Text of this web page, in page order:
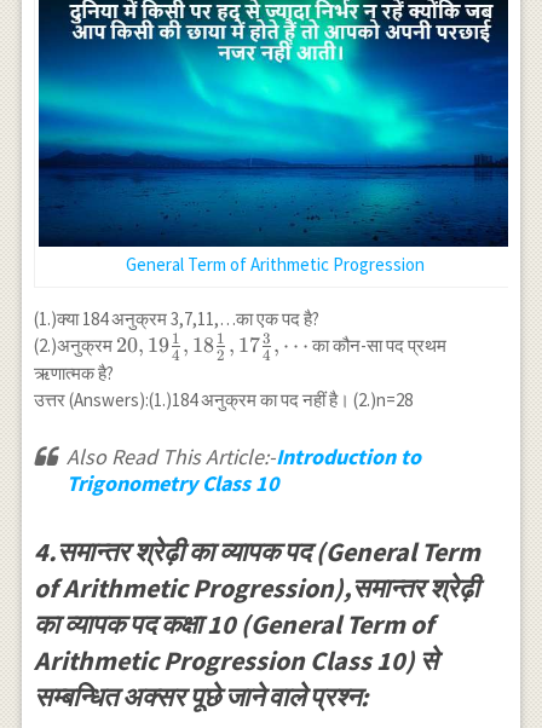
General Term of Arithmetic Progression
(1.)क्या 184 अनुक्रम 3,7,11,…का एक पद है?
(2.)अनुक्रम 20,19
{4}, 18
{2}, 17
\frac{3}
{4},
20, 194
1 , 182
1 , 174
3 , ⋯ का कौन-सा पद प्रथम
ऋणात्मक है?
उत्तर (Answers):(1.)184 अनुक्रम का पद नहीं है। (2.)n=28
Also Read This Article:-Introduction to
Trigonometry Class 10
4.समान्तर श्रेढ़ी का व्यापक पद (General Term
of Arithmetic Progression),समान्तर श्रेढ़ी
का व्यापक पद कक्षा 10 (General Term of
Arithmetic Progression Class 10) से
सम्बन्धित अक्सर पूछे जाने वाले प्रश्न: